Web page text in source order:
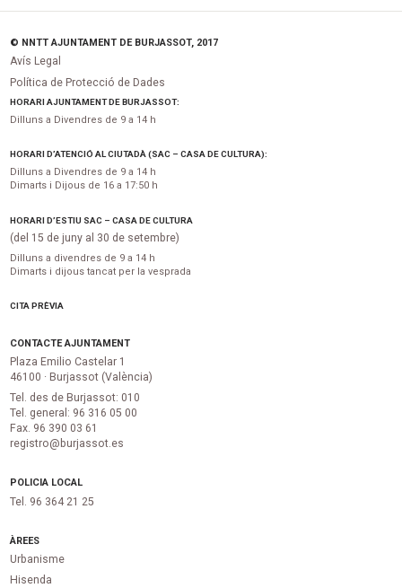
© NNTT AJUNTAMENT DE BURJASSOT, 2017
Avís Legal
Política de Protecció de Dades
HORARI AJUNTAMENT DE BURJASSOT:
Dilluns a Divendres de 9 a 14 h
HORARI D’ATENCIÓ AL CIUTADÀ (SAC – CASA DE CULTURA):
Dilluns a Divendres de 9 a 14 h
Dimarts i Dijous de 16 a 17:50 h
HORARI D’ESTIU SAC – CASA DE CULTURA
(del 15 de juny al 30 de setembre)
Dilluns a divendres de 9 a 14 h
Dimarts i dijous tancat per la vesprada
CITA PRÈVIA
CONTACTE AJUNTAMENT
Plaza Emilio Castelar 1
46100 · Burjassot (València)
Tel. des de Burjassot: 010
Tel. general: 96 316 05 00
Fax. 96 390 03 61
registro@burjassot.es
POLICIA LOCAL
Tel. 96 364 21 25
ÀREES
Urbanisme
Hisenda